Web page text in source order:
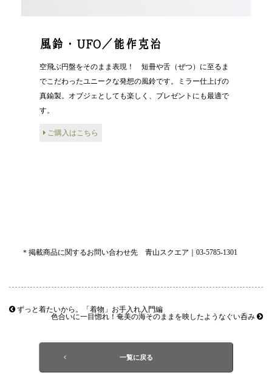
風鈴・UFO／能作克治
空飛ぶ円盤をそのまま表現！ 短冊や舌（ぜつ）に至るま
でこだわったユニークな発想の風鈴です。ミラー仕上げの
真鍮製。オブジェとしても楽しく、プレゼントにも最適で
す。
ご購入はこちら
＊掲載商品に関するお問い合わせ先 青山スクエア｜03-5785-1301
ずっと着たいから。「着物」お手入れ入門編
色合いに一目惚れ！奄美の海そのままを映したようなぐい呑み
一覧に戻る